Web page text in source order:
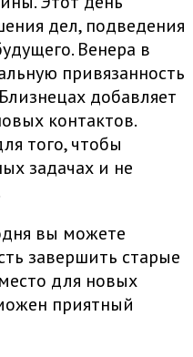
дел, подведения
Венера в
привязанность
добавляет
контактов.
того, чтобы
задачах и не
вы можете
завершить старые
для новых
приятный